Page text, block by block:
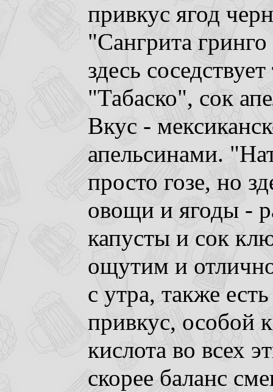
привкус ягод
"Сангрита
здесь
"Табаско", сок
Вкус -
апельсинами.
просто гозе, но
овощи и ягоды -
капусты и сок
ощутим и
с утра, также
привкус, особой
кислота во всех
скорее баланс